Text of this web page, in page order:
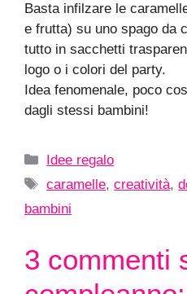
Basta infilzare le
e frutta) su uno spago da
tutto in sacchetti
logo o i colori del party.
Idea fenomenale, poco
dagli stessi bambini!
Categorie
Idee regalo
Tag
caramelle,creatività,
bambini
3 commenti